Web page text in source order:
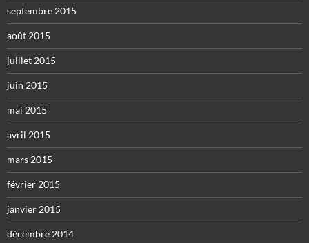
septembre 2015
août 2015
juillet 2015
juin 2015
mai 2015
avril 2015
mars 2015
février 2015
janvier 2015
décembre 2014